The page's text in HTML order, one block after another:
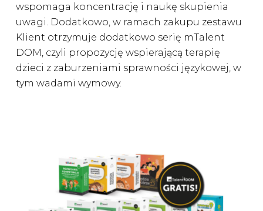
wspomaga koncentrację i naukę skupienia
uwagi. Dodatkowo, w ramach zakupu zestawu
Klient otrzymuje dodatkowo serię mTalent
DOM, czyli propozycję wspierającą terapię
dzieci z zaburzeniami sprawności językowej, w
tym wadami wymowy.